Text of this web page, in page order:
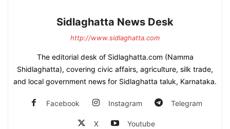
Sidlaghatta News Desk
http://www.sidlaghatta.com
The editorial desk of Sidlaghatta.com (Namma
Shidlaghatta), covering civic affairs, agriculture, silk trade,
and local government news for Sidlaghatta taluk, Karnataka.
Facebook Instagram Telegram
X Youtube